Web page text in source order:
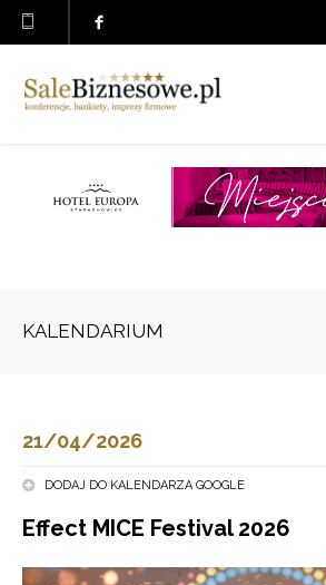
KALENDARIUM
21/04/2026
DODAJ DO KALENDARZA GOOGLE
Effect MICE Festival 2026